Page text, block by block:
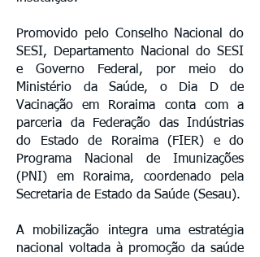
Promovido pelo Conselho Nacional do
SESI, Departamento Nacional do SESI
e Governo Federal, por meio do
Ministério da Saúde, o Dia D de
Vacinação em Roraima conta com a
parceria da Federação das Indústrias
do Estado de Roraima (FIER) e do
Programa Nacional de Imunizações
(PNI) em Roraima, coordenado pela
Secretaria de Estado da Saúde (Sesau).
A mobilização integra uma estratégia
nacional voltada à promoção da saúde